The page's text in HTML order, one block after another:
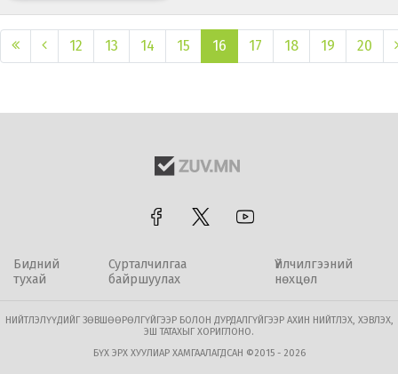
12 13 14 15 16 17 18 19 20
Бидний
тухай
Сурталчилгаа
байршуулах
Үйлчилгээний
нөхцөл
НИЙТЛЭЛҮҮДИЙГ ЗӨВШӨӨРӨЛГҮЙГЭЭР БОЛОН ДУРДАЛГҮЙГЭЭР АХИН НИЙТЛЭХ, ХЭВЛЭХ,
ЭШ ТАТАХЫГ ХОРИГЛОНО.
БҮХ ЭРХ ХУУЛИАР ХАМГААЛАГДСАН ©2015 - 2026